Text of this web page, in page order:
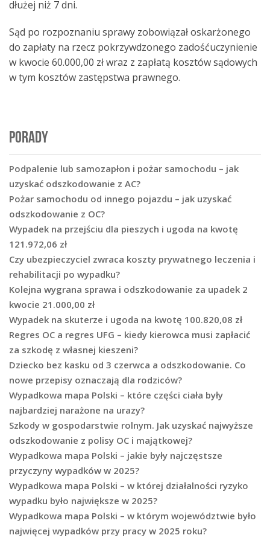
dłużej niż 7 dni.
Sąd po rozpoznaniu sprawy zobowiązał oskarżonego
do zapłaty na rzecz pokrzywdzonego zadośćuczynienie
w kwocie 60.000,00 zł wraz z zapłatą kosztów sądowych
w tym kosztów zastępstwa prawnego.
PORADY
Podpalenie lub samozapłon i pożar samochodu – jak
uzyskać odszkodowanie z AC?
Pożar samochodu od innego pojazdu – jak uzyskać
odszkodowanie z OC?
Wypadek na przejściu dla pieszych i ugoda na kwotę
121.972,06 zł
Czy ubezpieczyciel zwraca koszty prywatnego leczenia i
rehabilitacji po wypadku?
Kolejna wygrana sprawa i odszkodowanie za upadek 2
kwocie 21.000,00 zł
Wypadek na skuterze i ugoda na kwotę 100.820,08 zł
Regres OC a regres UFG – kiedy kierowca musi zapłacić
za szkodę z własnej kieszeni?
Dziecko bez kasku od 3 czerwca a odszkodowanie. Co
nowe przepisy oznaczają dla rodziców?
Wypadkowa mapa Polski – które części ciała były
najbardziej narażone na urazy?
Szkody w gospodarstwie rolnym. Jak uzyskać najwyższe
odszkodowanie z polisy OC i majątkowej?
Wypadkowa mapa Polski – jakie były najczęstsze
przyczyny wypadków w 2025?
Wypadkowa mapa Polski – w której działalności ryzyko
wypadku było największe w 2025?
Wypadkowa mapa Polski – w którym województwie było
najwięcej wypadków przy pracy w 2025 roku?